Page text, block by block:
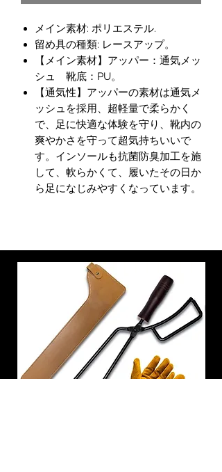
メイン素材: ポリエステル.
留め具の種類: レースアップ。
【メイン素材】アッパー：通気メッ
シュ 靴底：PU。
【通気性】アッパーの素材は通気メ
ッシュを採用、超軽量で柔らかく
で、足に快適な体験を守り、靴内の
爽やかさを守って超気持ちいいで
す。インソールも抗菌防臭加工を施
して、軟らかくて、履いたその日か
ら足になじみやすくなっています。